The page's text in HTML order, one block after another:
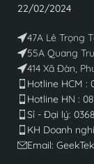
22/02/2024
47A Lê Trọng
55A Quang
414 Xã Đàn,
Hotline HCM :
Hotline HN :
Sỉ - Đại lý:
KH Doanh
Email: